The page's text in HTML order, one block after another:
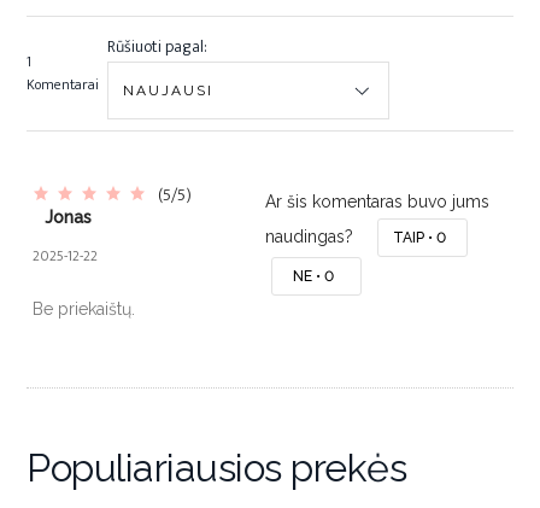
1
Komentarai
Rūšiuoti pagal:
(5/5)
Jonas
2025-12-22
Be priekaištų.
Ar šis komentaras buvo jums
naudingas?
TAIP • 0
NE • 0
Populiariausios prekės